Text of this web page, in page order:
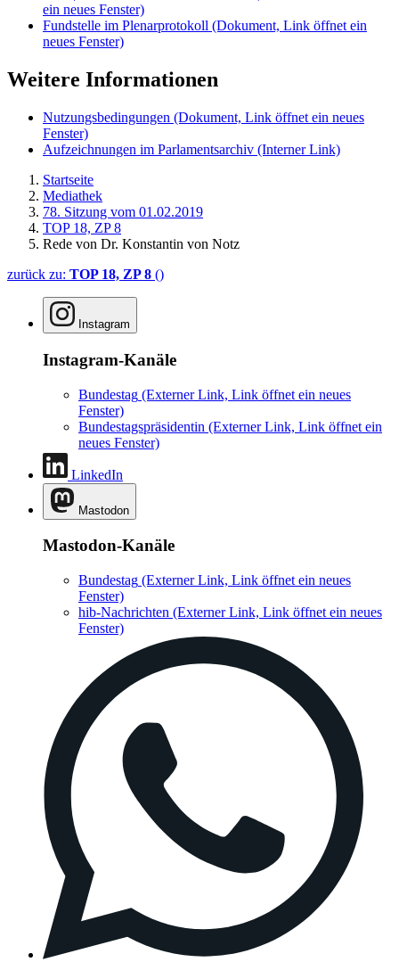
ein neues Fenster)
Fundstelle im Plenarprotokoll (Dokument, Link öffnet ein
neues Fenster)
Weitere Informationen
Nutzungsbedingungen (Dokument, Link öffnet ein neues
Fenster)
Aufzeichnungen im Parlamentsarchiv (Interner Link)
Startseite
Mediathek
78. Sitzung vom 01.02.2019
TOP 18, ZP 8
Rede von Dr. Konstantin von Notz
zurück zu: TOP 18, ZP 8 ()
Instagram
Instagram-Kanäle
Bundestag (Externer Link, Link öffnet ein neues
Fenster)
Bundestagspräsidentin (Externer Link, Link öffnet ein
neues Fenster)
LinkedIn
Mastodon
Mastodon-Kanäle
Bundestag (Externer Link, Link öffnet ein neues
Fenster)
hib-Nachrichten (Externer Link, Link öffnet ein neues
Fenster)